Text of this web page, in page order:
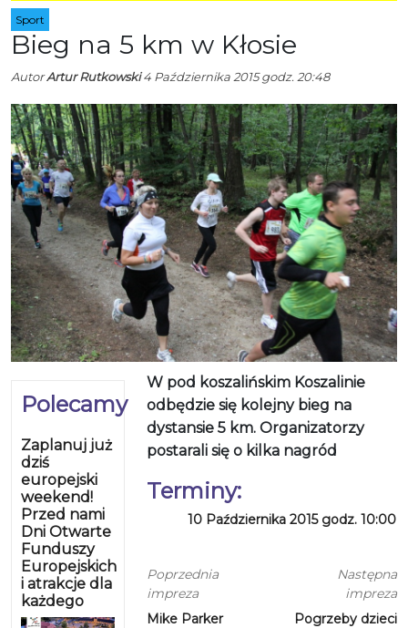
Sport
Bieg na 5 km w Kłosie
AutorArtur Rutkowski4 Października 2015 godz. 20:48
Polecamy
Zaplanuj już
dziś
europejski
weekend!
Przed nami
Dni Otwarte
Funduszy
Europejskich
i atrakcje dla
każdego
W pod koszalińskim Koszalinie
odbędzie się kolejny bieg na
dystansie 5 km. Organizatorzy
postarali się o kilka nagród
Terminy:
10 Października 2015 godz. 10:00
Poprzednia
impreza
Mike Parker
Następna
impreza
Pogrzeby dzieci